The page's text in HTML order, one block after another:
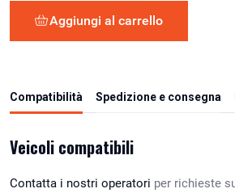
Aggiungi al carrello
Compatibilità Spedizione e consegna
Veicoli compatibili
Contatta i nostri operatori per richieste